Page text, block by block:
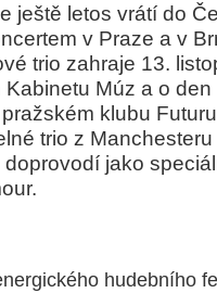
ještě letos vrátí do
v Praze a v
trio zahraje 13.
Kabinetu Múz a o den
klubu
trio z
jako
hudebního